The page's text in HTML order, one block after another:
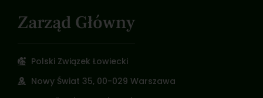
Zarząd Główny
Polski Związek Łowiecki
Nowy Świat 35, 00-029 Warszawa